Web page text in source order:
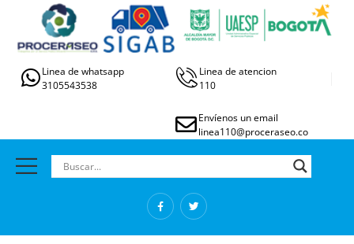
Linea de whatsapp
3105543538
Linea de atencion
110
Envíenos un email
linea110@proceraseo.co